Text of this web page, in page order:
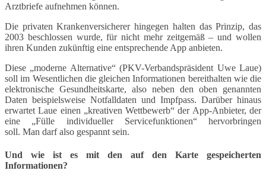
Arztbriefe aufnehmen können.
Die privaten Krankenversicherer hingegen halten das Prinzip, das
2003 beschlossen wurde, für nicht mehr zeitgemäß – und wollen
ihren Kunden zukünftig eine entsprechende App anbieten.
Diese „moderne Alternative“ (PKV-Verbandspräsident Uwe Laue)
soll im Wesentlichen die gleichen Informationen bereithalten wie die
elektronische Gesundheitskarte, also neben den oben genannten
Daten beispielsweise Notfalldaten und Impfpass. Darüber hinaus
erwartet Laue einen „kreativen Wettbewerb“ der App-Anbieter, der
eine „Fülle individueller Servicefunktionen“ hervorbringen
soll. Man darf also gespannt sein.
Und wie ist es mit den auf den Karte gespeicherten
Informationen?